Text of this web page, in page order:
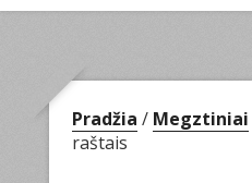
Pradžia / Megztiniai
raštais